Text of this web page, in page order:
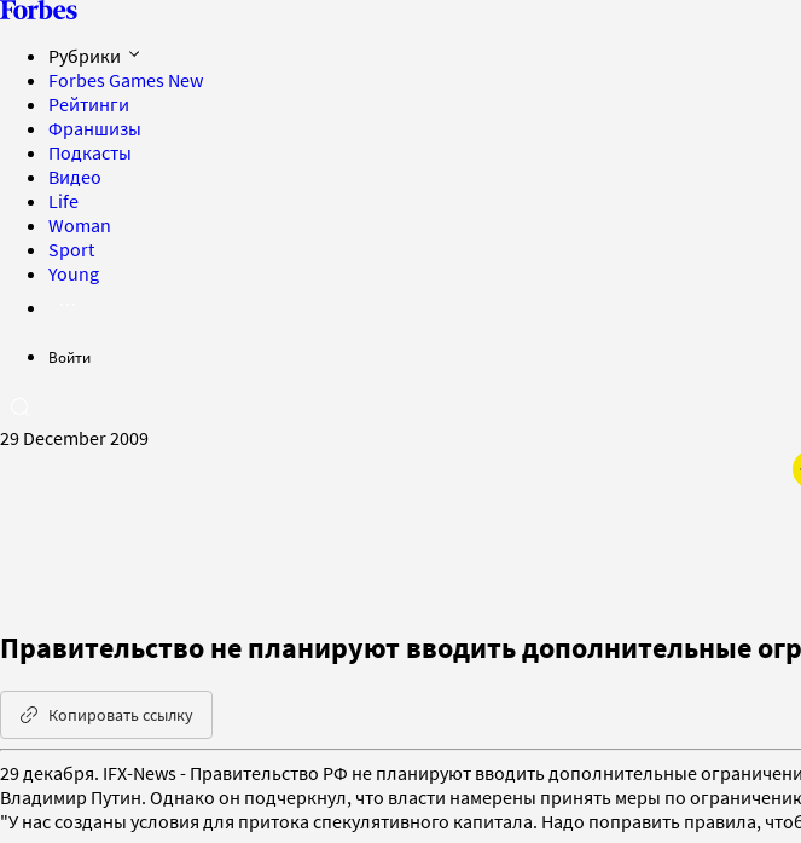
Рубрики
Forbes Games New
Рейтинги
Франшизы
Подкасты
Видео
Life
Woman
Sport
Young
Войти
29 December 2009
Правительство не планируют вводить дополнительные
Копировать ссылку
29 декабря. IFX-News - Правительство РФ не планируют вводить дополнительные
Владимир Путин. Однако он подчеркнул, что власти намерены принять меры по
"У нас созданы условия для притока спекулятивного капитала. Надо поправить правила,